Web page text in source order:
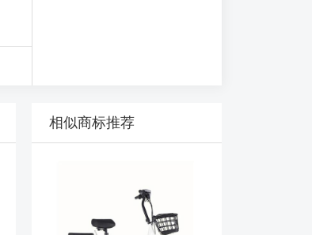
相似商标推荐